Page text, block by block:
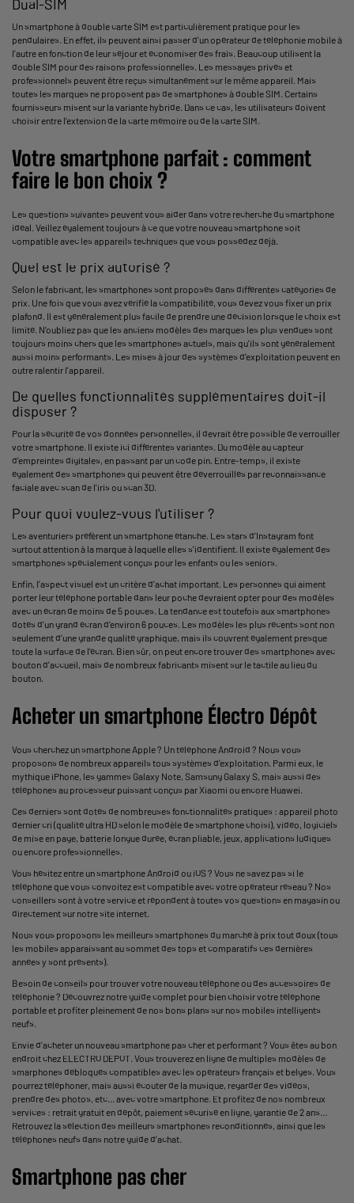
Dual-SIM
Un smartphone à double carte SIM est particulièrement pratique pour les
pendulaires. En effet, ils peuvent ainsi passer d'un opérateur de téléphonie mobile à
l'autre en fonction de leur séjour et économiser des frais. Beaucoup utilisent la
double SIM pour des raisons professionnelles. Les messages privés et
professionnels peuvent être reçus simultanément sur le même appareil. Mais
toutes les marques ne proposent pas de smartphones à double SIM. Certains
fournisseurs misent sur la variante hybride. Dans ce cas, les utilisateurs doivent
choisir entre l'extension de la carte mémoire ou de la carte SIM.
Votre smartphone parfait : comment
faire le bon choix ?
Les questions suivantes peuvent vous aider dans votre recherche du smartphone
idéal. Veillez également toujours à ce que votre nouveau smartphone soit
compatible avec les appareils techniques que vous possédez déjà.
Quel est le prix autorisé ?
Selon le fabricant, les smartphones sont proposés dans différentes catégories de
prix. Une fois que vous avez vérifié la compatibilité, vous devez vous fixer un prix
plafond. Il est généralement plus facile de prendre une décision lorsque le choix est
limité. N'oubliez pas que les anciens modèles des marques les plus vendues sont
toujours moins chers que les smartphones actuels, mais qu'ils sont généralement
aussi moins performants. Les mises à jour des systèmes d'exploitation peuvent en
outre ralentir l'appareil.
De quelles fonctionnalités supplémentaires doit-il
disposer ?
Pour la sécurité de vos données personnelles, il devrait être possible de verrouiller
votre smartphone. Il existe ici différentes variantes. Du modèle au capteur
d'empreintes digitales, en passant par un code pin. Entre-temps, il existe
également des smartphones qui peuvent être déverrouillés par reconnaissance
faciale avec scan de l'iris ou scan 3D.
Pour quoi voulez-vous l'utiliser ?
Les aventuriers préfèrent un smartphone étanche. Les stars d'Instagram font
surtout attention à la marque à laquelle elles s'identifient. Il existe également des
smartphones spécialement conçus pour les enfants ou les seniors.
Enfin, l'aspect visuel est un critère d'achat important. Les personnes qui aiment
porter leur téléphone portable dans leur poche devraient opter pour des modèles
avec un écran de moins de 5 pouces. La tendance est toutefois aux smartphones
dotés d'un grand écran d'environ 6 pouces. Les modèles les plus récents sont non
seulement d'une grande qualité graphique, mais ils couvrent également presque
toute la surface de l'écran. Bien sûr, on peut encore trouver des smartphones avec
bouton d'accueil, mais de nombreux fabricants misent sur le tactile au lieu du
bouton.
Acheter un smartphone Électro Dépôt
Vous cherchez un smartphone Apple ? Un téléphone Android ? Nous vous
proposons de nombreux appareils tous systèmes d’exploitation. Parmi eux, le
mythique iPhone, les gammes Galaxy Note, Samsung Galaxy S, mais aussi des
téléphones au processeur puissant conçus par Xiaomi ou encore Huawei.
Ces derniers sont dotés de nombreuses fonctionnalités pratiques : appareil photo
dernier cri (qualité ultra HD selon le modèle de smartphone choisi), vidéo, logiciels
de mise en page, batterie longue durée, écran pliable, jeux, applications ludiques
ou encore professionnelles.
Vous hésitez entre un smartphone Android ou iOS ? Vous ne savez pas si le
téléphone que vous convoitez est compatible avec votre opérateur réseau ? Nos
conseillers sont à votre service et répondent à toutes vos questions en magasin ou
directement sur notre site internet.
Nous vous proposons les meilleurs smartphones du marché à prix tout doux (tous
les mobiles apparaissant au sommet des tops et comparatifs ces dernières
années y sont présents).
Besoin de conseils pour trouver votre nouveau téléphone ou des accessoires de
téléphonie ? Découvrez notre guide complet pour bien choisir votre téléphone
portable et profiter pleinement de nos bons plans sur nos mobiles intelligents
neufs.
Envie d'acheter un nouveau smartphone pas cher et performant ? Vous êtes au bon
endroit chez ELECTRO DEPOT. Vous trouverez en ligne de multiples modèles de
smarphones débloqués compatibles avec les opérateurs français et belges. Vous
pourrez téléphoner, mais aussi écouter de la musique, regarder des vidéos,
prendre des photos, etc... avec votre smartphone. Et profitez de nos nombreux
services : retrait gratuit en dépôt, paiement sécurisé en ligne, garantie de 2 ans…
Retrouvez la sélection des meilleurs smartphones reconditionnés, ainsi que les
téléphones neufs dans notre guide d’achat.
Smartphone pas cher